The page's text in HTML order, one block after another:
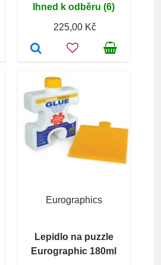
Ihned k odběru (6)
225,00 Kč
Eurographics
Lepidlo na puzzle
Eurographic 180ml